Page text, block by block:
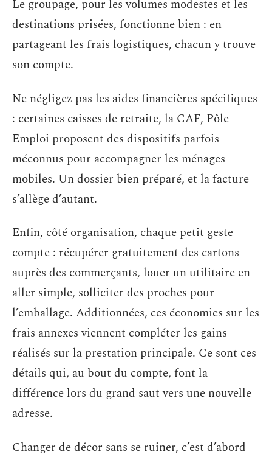
Le groupage, pour les volumes modestes et les
destinations prisées, fonctionne bien : en
partageant les frais logistiques, chacun y trouve
son compte.
Ne négligez pas les aides financières spécifiques
: certaines caisses de retraite, la CAF, Pôle
Emploi proposent des dispositifs parfois
méconnus pour accompagner les ménages
mobiles. Un dossier bien préparé, et la facture
s’allège d’autant.
Enfin, côté organisation, chaque petit geste
compte : récupérer gratuitement des cartons
auprès des commerçants, louer un utilitaire en
aller simple, solliciter des proches pour
l’emballage. Additionnées, ces économies sur les
frais annexes viennent compléter les gains
réalisés sur la prestation principale. Ce sont ces
détails qui, au bout du compte, font la
différence lors du grand saut vers une nouvelle
adresse.
Changer de décor sans se ruiner, c’est d’abord